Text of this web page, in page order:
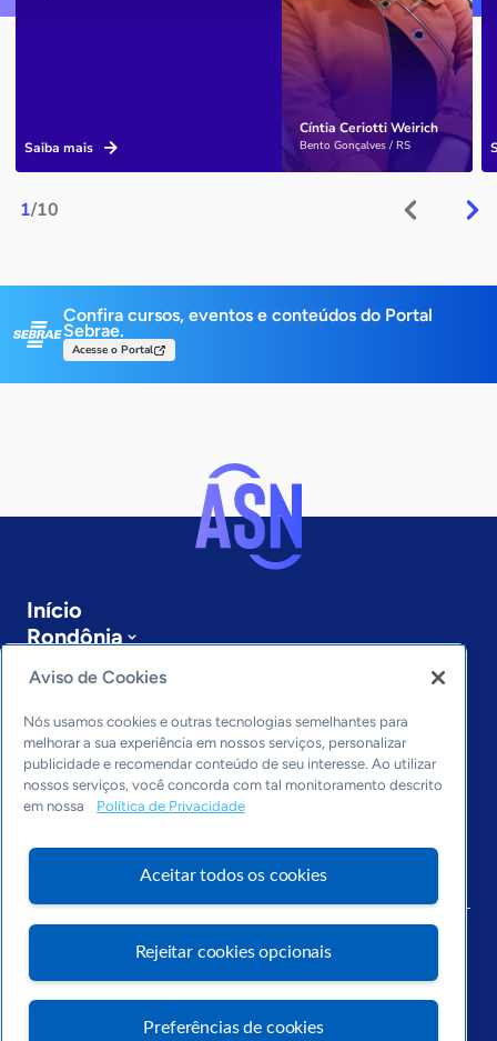
1/10
Cíntia Ceriotti Weirich
Bento Gonçalves / RS
Saiba mais
Confira cursos, eventos e conteúdos do Portal
Sebrae.
Acesse o Portal
Início
Rondônia
Sobre a ASN
Últimas notícias
Entre em contato
Editorias
Economia & Política
Inovação & Tecnologia
Cultura empreendedora
Arquivo
Aviso de Cookies
Nós usamos cookies e outras tecnologias semelhantes para
melhorar a sua experiência em nossos serviços, personalizar
publicidade e recomendar conteúdo de seu interesse. Ao utilizar
nossos serviços, você concorda com tal monitoramento descrito
em nossa
Política de Privacidade
Aceitar todos os cookies
Rejeitar cookies opcionais
Preferências de cookies